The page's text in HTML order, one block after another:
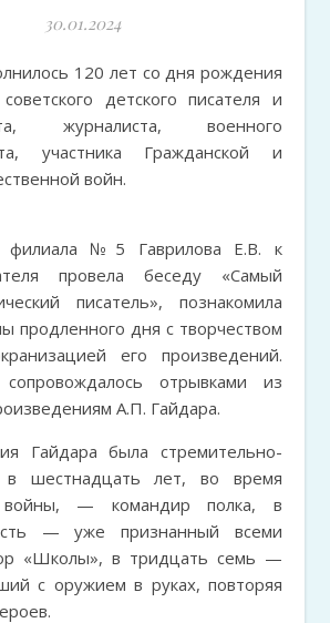
30.01.2024
детского писателя и
журналиста, военного
участника Гражданской и
войн.
филиала №5 Гаврилова Е.В. к
провела беседу «Самый
писатель», познакомила
продленного дня с творчеством
его произведений.
отрывками из
А.П. Гайдара.
Гайдара была стремительно-
в шестнадцать лет, во время
войны, — командир полка, в
— уже признанный всеми
«Школы», в тридцать семь —
с оружием в руках, повторяя